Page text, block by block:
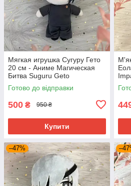
Мягкая игрушка Сугуру Гето
20 см - Аниме Магическая
Битва Suguru Geto
Готово до відправки
500 ₴ 950 ₴
Купити
–47%